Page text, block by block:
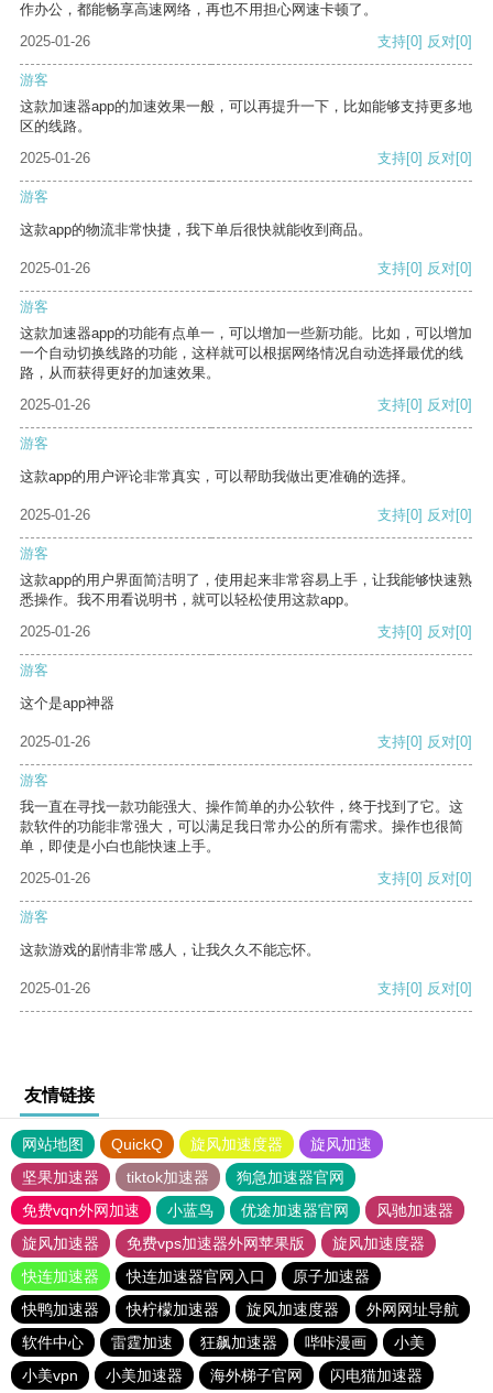
作办公，都能畅享高速网络，再也不用担心网速卡顿了。
2025-01-26
支持[0] 反对[0]
游客
这款加速器app的加速效果一般，可以再提升一下，比如能够支持更多地
区的线路。
2025-01-26
支持[0] 反对[0]
游客
这款app的物流非常快捷，我下单后很快就能收到商品。
2025-01-26 支持[0] 反对[0]
游客
这款加速器app的功能有点单一，可以增加一些新功能。比如，可以增加
一个自动切换线路的功能，这样就可以根据网络情况自动选择最优的线
路，从而获得更好的加速效果。
2025-01-26
支持[0] 反对[0]
游客
这款app的用户评论非常真实，可以帮助我做出更准确的选择。
2025-01-26 支持[0] 反对[0]
游客
这款app的用户界面简洁明了，使用起来非常容易上手，让我能够快速熟
悉操作。我不用看说明书，就可以轻松使用这款app。
2025-01-26
支持[0] 反对[0]
游客
这个是app神器
2025-01-26 支持[0] 反对[0]
游客
我一直在寻找一款功能强大、操作简单的办公软件，终于找到了它。这
款软件的功能非常强大，可以满足我日常办公的所有需求。操作也很简
单，即使是小白也能快速上手。
2025-01-26
支持[0] 反对[0]
游客
这款游戏的剧情非常感人，让我久久不能忘怀。
2025-01-26 支持[0] 反对[0]
友情链接
网站地图 QuickQ 旋风加速度器
旋风加速
坚果加速器
tiktok加速器
狗急加速器官网
免费vqn外网加速
小蓝鸟 优途加速器官网
风驰加速器
旋风加速器
免费vps加速器外网苹果版
旋风加速度器
快连加速器
快连加速器官网入口
原子加速器
快鸭加速器
快柠檬加速器 旋风加速度器
外网网址导航
软件中心
雷霆加速 狂飙加速器 哔咔漫画
小美
小美vpn
小美加速器 海外梯子官网 闪电猫加速器